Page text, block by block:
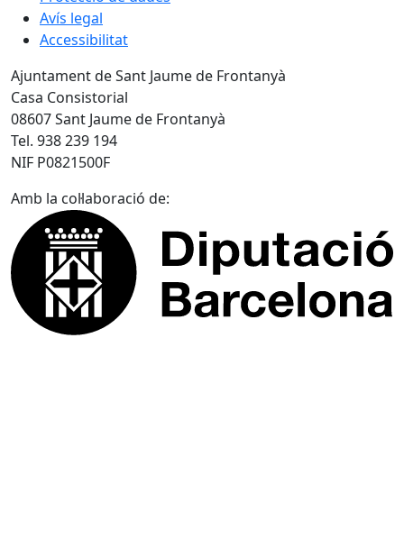
Avís legal
Accessibilitat
Ajuntament de Sant Jaume de Frontanyà
Casa Consistorial
08607 Sant Jaume de Frontanyà
Tel. 938 239 194
NIF P0821500F
Amb la col·laboració de: